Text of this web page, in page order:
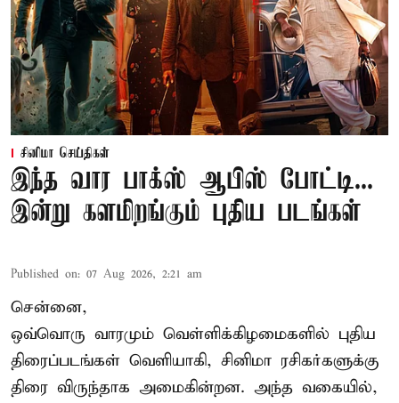
சினிமா செய்திகள்
இந்த வார பாக்ஸ் ஆபிஸ் போட்டி...
இன்று களமிறங்கும் புதிய படங்கள்
Published on: 07 Aug 2026, 2:21 am
சென்னை,
ஒவ்வொரு வாரமும் வெள்ளிக்கிழமைகளில் புதிய
திரைப்படங்கள் வெளியாகி, சினிமா ரசிகர்களுக்கு
திரை விருந்தாக அமைகின்றன. அந்த வகையில்,